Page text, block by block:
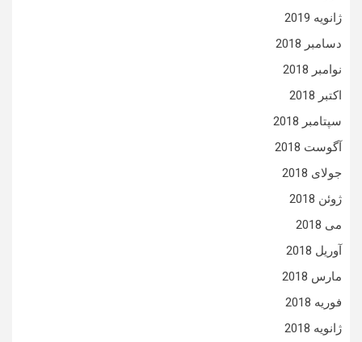
ژانویه 2019
دسامبر 2018
نوامبر 2018
اکتبر 2018
سپتامبر 2018
آگوست 2018
جولای 2018
ژوئن 2018
می 2018
آوریل 2018
مارس 2018
فوریه 2018
ژانویه 2018